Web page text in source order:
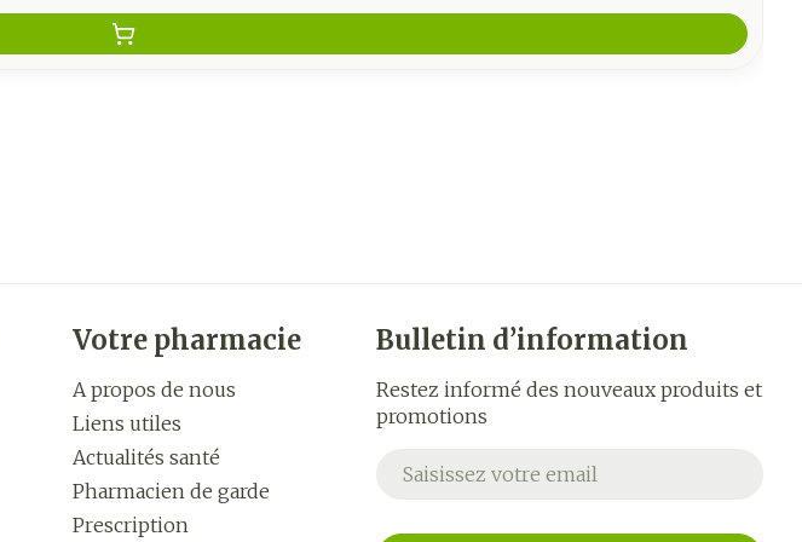
Votre pharmacie
A propos de nous
Liens utiles
Actualités santé
Pharmacien de garde
Prescription
Bulletin d’information
Restez informé des nouveaux produits et
promotions
Adresse mail